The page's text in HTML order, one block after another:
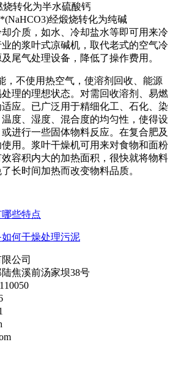
烧转化为半水硫酸钙
*(NaHCO3)经煅烧转化为纯碱
介质，如水、冷却盐水等即可用来冷
的浆叶式凉碱机，取代老式的空气冷
尾气处理设备，降低了操作费用。
，不使用热空气，使溶剂回收、能源
理的理想状态。对需回收溶剂、易燃
应。已广泛用于精细化工、石化、染
度、湿度、混合度的均匀性，使得设
进行一些固体物料反应。在复合肥及
用。浆叶干燥机可用来对食物和面粉
容积内大的加热面积，很快就将物料
长时间加热而改变物料品质。
些特点
何干燥处理污泥
公司
焦溪前汤家坝38号